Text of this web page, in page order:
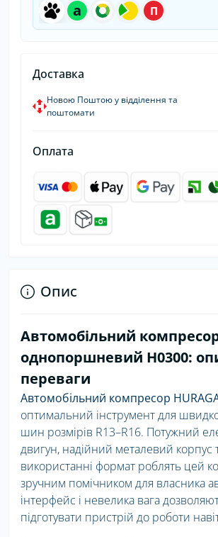
a
П
Доставка
Новою Поштою у відділення та
поштомати
Оплата
Опис
Автомобільний
однопоршневий H0300:
переваги
Автомобільний компресор
оптимальний інструмент для
шин розмірів R13–R16. Потужний
двигун, надійний металевий корпус
використанні формат роблять цей
зручним помічником для власника
інтерфейс і невелика вага
підготувати пристрій до роботи